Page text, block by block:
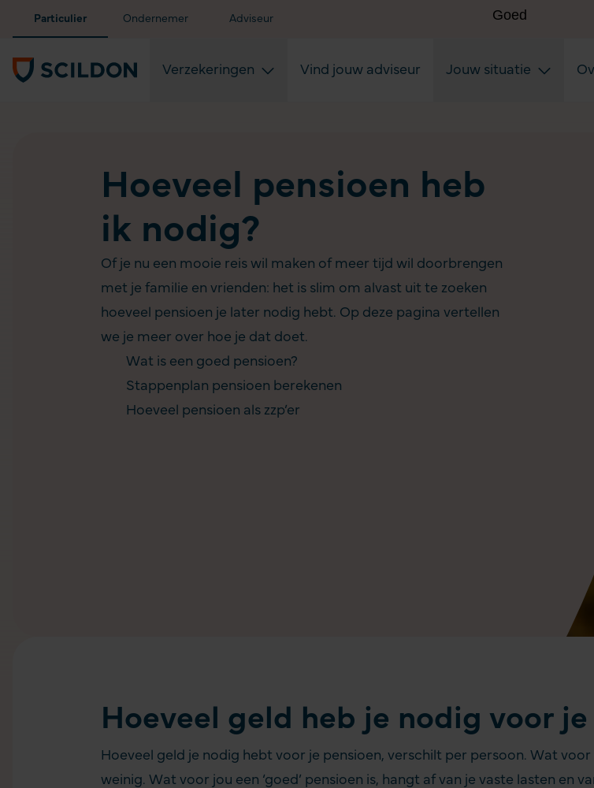
Particulier Ondernemer Adviseur
Verzekeringen Vind jouw adviseur Jouw situatie
Hoeveel pensioen heb
ik nodig?
Of je nu een mooie reis wil maken of meer tijd wil doorbrengen
met je familie en vrienden: het is slim om alvast uit te zoeken
hoeveel pensioen je later nodig hebt. Op deze pagina vertellen
we je meer over hoe je dat doet.
Wat is een goed pensioen?
Stappenplan pensioen berekenen
Hoeveel pensioen als zzp’er
Hoeveel geld heb je nodig voor
Hoeveel geld je nodig hebt voor je pensioen, verschilt per persoon. Wat
weinig. Wat voor jou een ‘goed’ pensioen is, hangt af van je vaste lasten en